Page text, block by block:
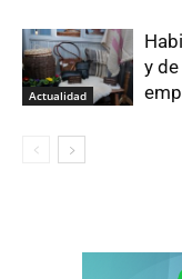
Actualidad
y